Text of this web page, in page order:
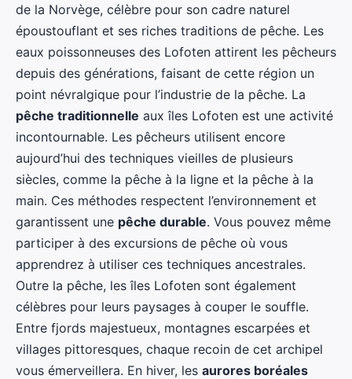
de la Norvège, célèbre pour son cadre naturel
époustouflant et ses riches traditions de pêche. Les
eaux poissonneuses des Lofoten attirent les pêcheurs
depuis des générations, faisant de cette région un
point névralgique pour l’industrie de la pêche. La
pêche traditionnelle aux îles Lofoten est une activité
incontournable. Les pêcheurs utilisent encore
aujourd’hui des techniques vieilles de plusieurs
siècles, comme la pêche à la ligne et la pêche à la
main. Ces méthodes respectent l’environnement et
garantissent une pêche durable. Vous pouvez même
participer à des excursions de pêche où vous
apprendrez à utiliser ces techniques ancestrales.
Outre la pêche, les îles Lofoten sont également
célèbres pour leurs paysages à couper le souffle.
Entre fjords majestueux, montagnes escarpées et
villages pittoresques, chaque recoin de cet archipel
vous émerveillera. En hiver, les aurores boréales